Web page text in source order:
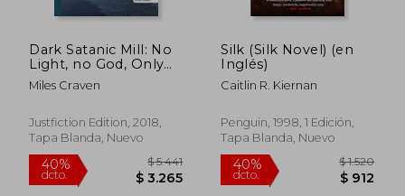
Dark Satanic Mill: No
Light, no God, Only
the Mill. (en Inglés)
Miles Craven
Justfiction Edition, 2018,
Tapa Blanda, Nuevo
Silk (Silk Novel) (en
Inglés)
Caitlin R. Kiernan
Penguin, 1998, 1 Edición,
Tapa Blanda, Nuevo